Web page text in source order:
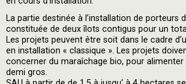
La partie destinée à l’installation de porteurs
constituée de deux îlots contigus pour un
Les projets peuvent être soit dans le cadre
en installation « classique ». Les projets
concerner du maraîchage bio, pour alimenter
demi gros.